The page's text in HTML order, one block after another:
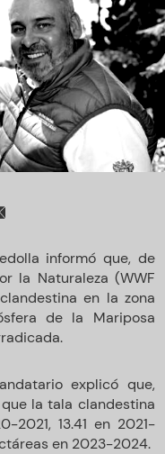
informó que, de
la Naturaleza (WWF
en la zona
de la Mariposa
explicó que,
la tala clandestina
2021, 13.41 en 2021-
en 2023-2024.